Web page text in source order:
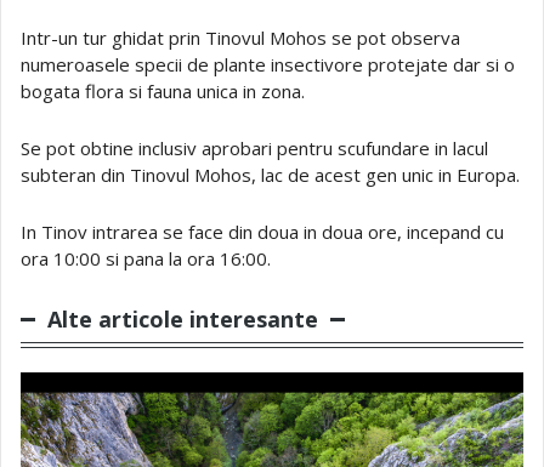
Intr-un tur ghidat prin Tinovul Mohos se pot observa
numeroasele specii de plante insectivore protejate dar si o
bogata flora si fauna unica in zona.
Se pot obtine inclusiv aprobari pentru scufundare in lacul
subteran din Tinovul Mohos, lac de acest gen unic in Europa.
In Tinov intrarea se face din doua in doua ore, incepand cu
ora 10:00 si pana la ora 16:00.
Alte articole interesante